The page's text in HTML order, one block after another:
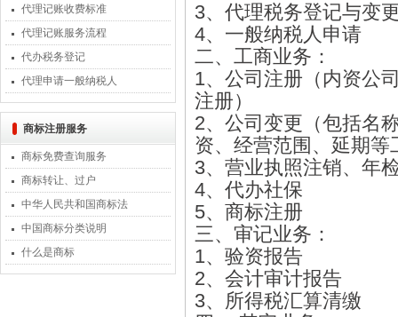
代理记账收费标准
代理记账服务流程
代办税务登记
代理申请一般纳税人
商标注册服务
商标免费查询服务
商标转让、过户
中华人民共和国商标法
中国商标分类说明
什么是商标
3、代理税务登记与
4、一般纳税人申请
二、工商业务：
1、公司注册（内资公
注册）
2、公司变更（包括名
资、经营范围、延期
3、营业执照注销、年
4、代办社保
5、商标注册
三、审记业务：
1、验资报告
2、会计审计报告
3、所得税汇算清缴